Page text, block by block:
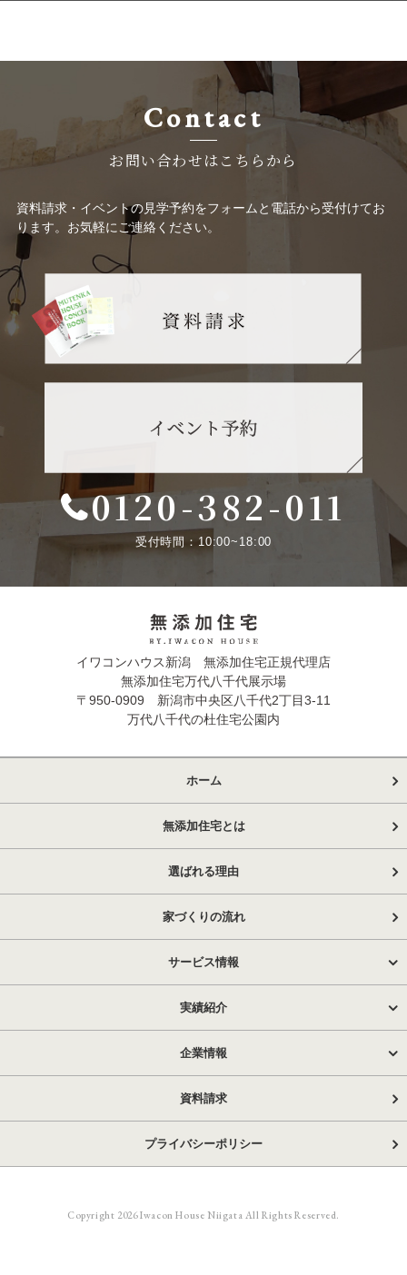
Contact
お問い合わせはこちらから
資料請求・イベントの見学予約をフォームと電話から受付けてお
ります。お気軽にご連絡ください。
0120-382-011
受付時間：10:00~18:00
イワコンハウス新潟 無添加住宅正規代理店
無添加住宅万代八千代展示場
〒950-0909 新潟市中央区八千代2丁目3-11
万代八千代の杜住宅公園内
ホーム
無添加住宅とは
選ばれる理由
家づくりの流れ
サービス情報
実績紹介
企業情報
資料請求
プライバシーポリシー
Copyright 2026 Iwacon House Niigata All Rights Reserved.